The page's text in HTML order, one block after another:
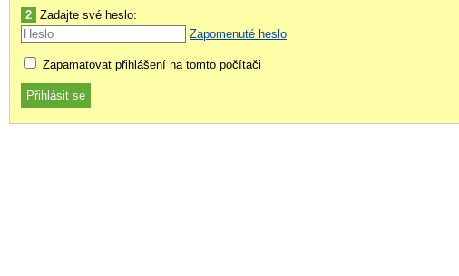
2 Zadajte své heslo:
Zapomenuté heslo
Zapamatovat přihlášení na tomto počítači